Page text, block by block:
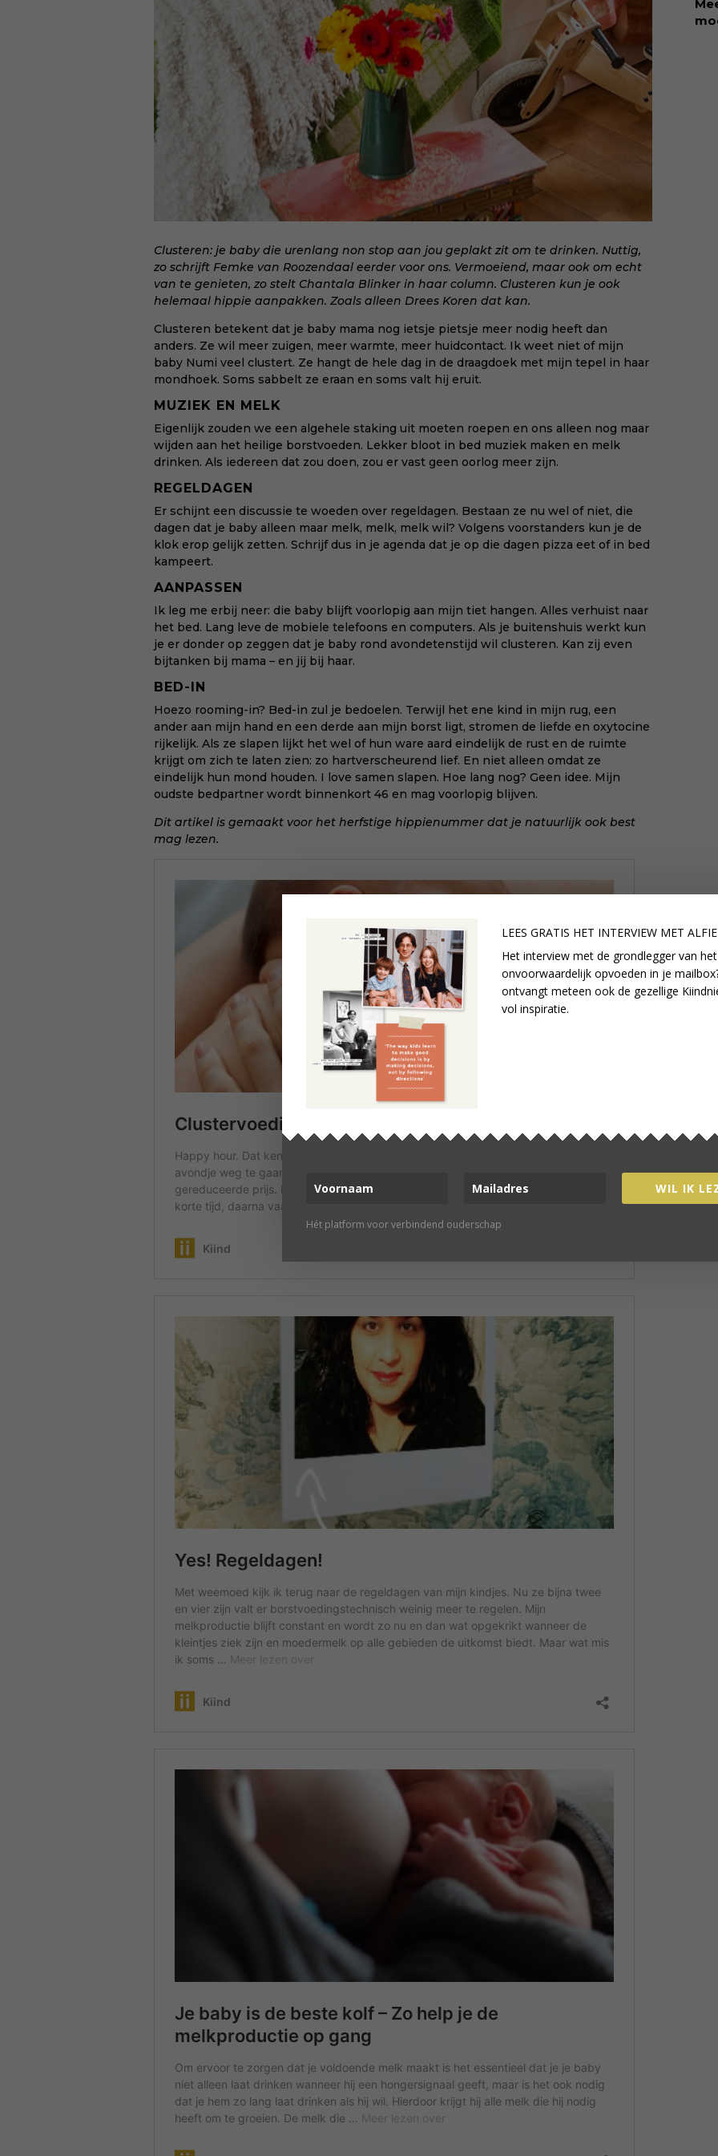
Clusteren: je baby die urenlang non stop aan jou geplakt zit om te drinken. Nuttig,
zo schrijft Femke van Roozendaal eerder voor ons. Vermoeiend, maar ook om echt
van te genieten, zo stelt Chantala Blinker in haar column. Clusteren kun je ook
helemaal hippie aanpakken. Zoals alleen Drees Koren dat kan.
Clusteren betekent dat je baby mama nog ietsje pietsje meer nodig heeft dan
anders. Ze wil meer zuigen, meer warmte, meer huidcontact. Ik weet niet of mijn
baby Numi veel clustert. Ze hangt de hele dag in de draagdoek met mijn tepel in haar
mondhoek. Soms sabbelt ze eraan en soms valt hij eruit.
MUZIEK EN MELK
Eigenlijk zouden we een algehele staking uit moeten roepen en ons alleen nog maar
wijden aan het heilige borstvoeden. Lekker bloot in bed muziek maken en melk
drinken. Als iedereen dat zou doen, zou er vast geen oorlog meer zijn.
REGELDAGEN
Er schijnt een discussie te woeden over regeldagen. Bestaan ze nu wel of niet, die
dagen dat je baby alleen maar melk, melk, melk wil? Volgens voorstanders kun je de
klok erop gelijk zetten. Schrijf dus in je agenda dat je op die dagen pizza eet of in bed
kampeert.
AANPASSEN
Ik leg me erbij neer: die baby blijft voorlopig aan mijn tiet hangen. Alles verhuist naar
het bed. Lang leve de mobiele telefoons en computers. Als je buitenshuis werkt kun
je er donder op zeggen dat je baby rond avondetenstijd wil clusteren. Kan zij even
bijtanken bij mama – en jij bij haar.
BED-IN
Hoezo rooming-in? Bed-in zul je bedoelen. Terwijl het ene kind in mijn rug, een
ander aan mijn hand en een derde aan mijn borst ligt, stromen de liefde en oxytocine
rijkelijk. Als ze slapen lijkt het wel of hun ware aard eindelijk de rust en de ruimte
krijgt om zich te laten zien: zo hartverscheurend lief. En niet alleen omdat ze
eindelijk hun mond houden. I love samen slapen. Hoe lang nog? Geen idee. Mijn
oudste bedpartner wordt binnenkort 46 en mag voorlopig blijven.
Dit artikel is gemaakt voor het herfstige hippienummer dat je natuurlijk ook best
mag lezen.
LEES GRATIS HET INTERVIEW MET
Het interview met de grondlegger van het
onvoorwaardelijk opvoeden in je
ontvangt meteen ook de gezellige
vol inspiratie.
WIL IK
Hét platform voor verbindend ouderschap